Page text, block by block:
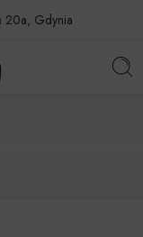
20a, Gdynia